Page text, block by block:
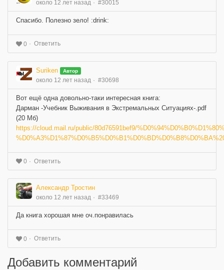
около 12 лет назад #30015
Спасибо. Полезно зело! :drink:
0 Ответить
Suriken Автор
около 12 лет назад #30698
Вот ещё одна довольно-таки интересная книга:
Дарман -Учебник Выживания в Экстремальных Ситуациях-.pdf
(20 Мб)
https://cloud.mail.ru/public/80d76591bef9/
0 Ответить
Александр Тростин
около 12 лет назад #33469
Да книга хорошая мне оч.понравилась
0 Ответить
Добавить комментарий